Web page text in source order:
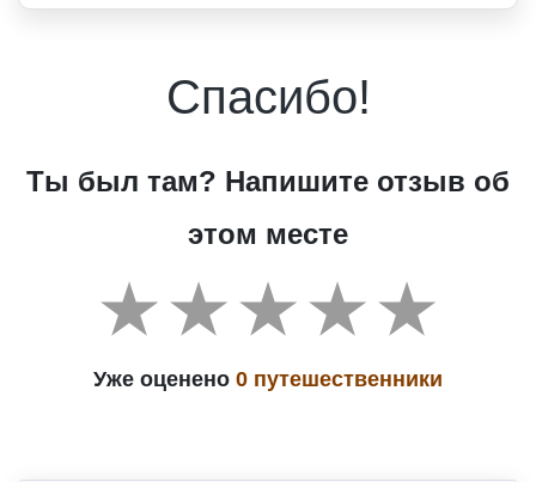
Спасибо!
Ты был там? Напишите отзыв об
этом месте
Уже оценено 0 путешественники